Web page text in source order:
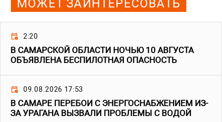
МОЖЕТ ЗАИНТЕРЕСОВАТЬ
2:20
В САМАРСКОЙ ОБЛАСТИ НОЧЬЮ 10 АВГУСТА
ОБЪЯВЛЕНА БЕСПИЛОТНАЯ ОПАСНОСТЬ
09.08.2026 17:53
В САМАРЕ ПЕРЕБОИ С ЭНЕРГОСНАБЖЕНИЕМ ИЗ-
ЗА УРАГАНА ВЫЗВАЛИ ПРОБЛЕМЫ С ВОДОЙ